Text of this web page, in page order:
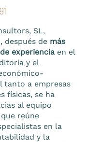
SL,
después de más
experiencia en el
y el
tanto a empresas
físicas, se ha
al equipo
reúne
en la
y la